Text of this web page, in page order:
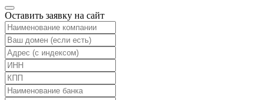
Оставить заявку на сайт